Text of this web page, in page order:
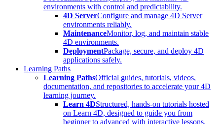
environments with control and predictability.
4D ServerConfigure and manage 4D Server
environments reliably.
MaintenanceMonitor, log, and maintain stable
4D environments.
DeploymentPackage, secure, and deploy 4D
applications safely.
Learning Paths
Learning PathsOfficial guides, tutorials, videos,
documentation, and repositories to accelerate your 4D
learning journey.
Learn 4DStructured, hands-on tutorials hosted
on Learn 4D, designed to guide you from
beginner to advanced with interactive lessons.